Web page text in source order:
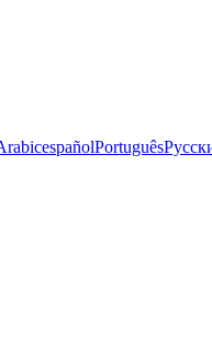
españolPortuguês